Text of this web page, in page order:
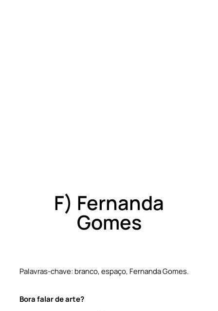
F) Fernanda
Gomes
Palavras-chave: branco, espaço, Fernanda Gomes.
Bora falar de arte?